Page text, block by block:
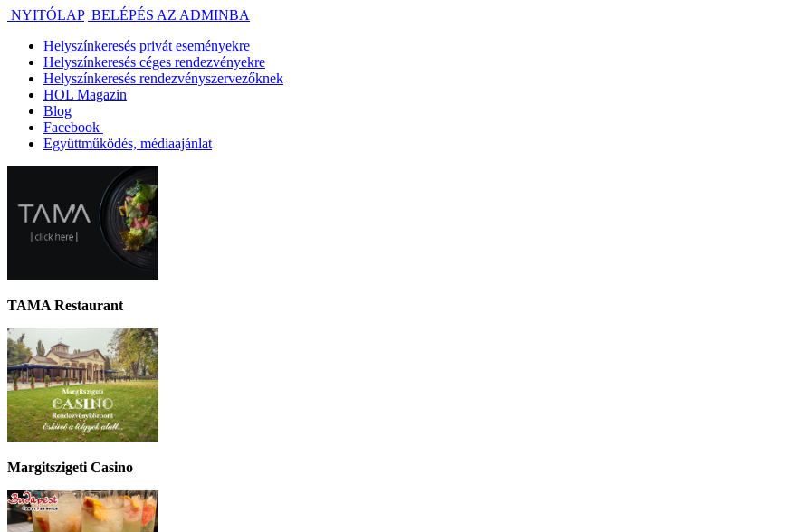
NYITÓLAP BELÉPÉS AZ ADMINBA
Helyszínkeresés privát eseményekre
Helyszínkeresés céges rendezvényekre
Helyszínkeresés rendezvényszervezőknek
HOL Magazin
Blog
Facebook
Együttműködés, médiaajánlat
TAMA Restaurant
Margitszigeti Casino